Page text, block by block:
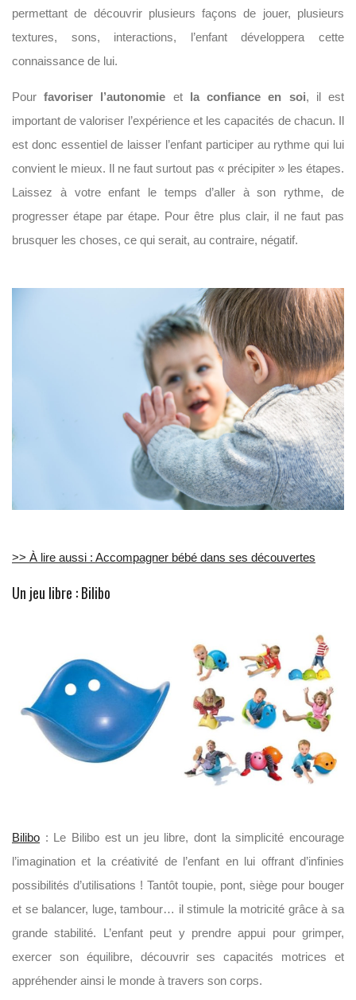
permettant de découvrir plusieurs façons de jouer, plusieurs
textures, sons, interactions, l’enfant développera cette
connaissance de lui.
Pour favoriser l’autonomie et la confiance en soi, il est
important de valoriser l’expérience et les capacités de chacun. Il
est donc essentiel de laisser l’enfant participer au rythme qui lui
convient le mieux. Il ne faut surtout pas « précipiter » les étapes.
Laissez à votre enfant le temps d’aller à son rythme, de
progresser étape par étape. Pour être plus clair, il ne faut pas
brusquer les choses, ce qui serait, au contraire, négatif.
>> À lire aussi : Accompagner bébé dans ses découvertes
Un jeu libre : Bilibo
Bilibo : Le Bilibo est un jeu libre, dont la simplicité encourage
l’imagination et la créativité de l’enfant en lui offrant d’infinies
possibilités d’utilisations ! Tantôt toupie, pont, siège pour bouger
et se balancer, luge, tambour… il stimule la motricité grâce à sa
grande stabilité. L’enfant peut y prendre appui pour grimper,
exercer son équilibre, découvrir ses capacités motrices et
appréhender ainsi le monde à travers son corps.